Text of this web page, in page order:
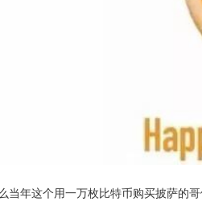
当年这个用一万枚比特币购买披萨的